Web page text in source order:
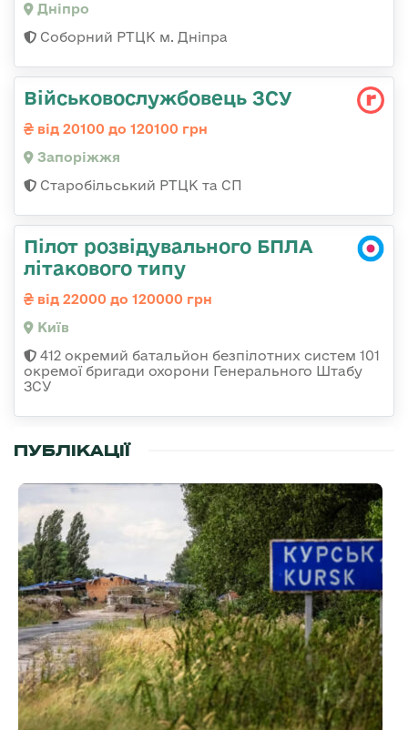
Дніпро
Соборний РТЦК м. Дніпра
Військовослужбовець ЗСУ
від 20100 до 120100 грн
Запоріжжя
Старобільський РТЦК та СП
Пілот розвідувального БПЛА
літакового типу
від 22000 до 120000 грн
Київ
412 окремий батальйон безпілотних систем 101
окремої бригади охорони Генерального Штабу
ЗСУ
ПУБЛІКАЦІЇ